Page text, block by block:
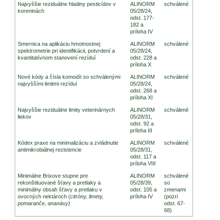
Najvyššie reziduálne hladiny pesticídov v
koreninách
ALINORM
05/28/24,
odst. 177-
182 a
príloha IV
schválené
Smernica na aplikáciu hmotnostnej
spektrometrie pri identifikácii, potvrdení a
kvantitatívnom stanovení rezíduí
ALINORM
05/28/24,
odst. 228 a
príloha X
schválené
Nové kódy a čísla komodít so schválenými
najvyššími limitmi rezíduí
ALINORM
05/28/24,
odst. 268 a
príloha XI
schválené
Najvyššie reziduálne limity veterinárnych
liekov
ALINORM
05/28/31,
odst. 92 a
príloha III
schválené
Kódex praxe na minimalizáciu a zvládnutie
antimikrobiálnej rezistencie
ALINORM
05/28/31,
odst. 117 a
príloha VIII
schválené
Minimálne Brixove stupne pre
rekonštituované šťavy a pretlaky a
minimálny obsah šťavy a pretlaku v
ovocných nektároch (citróny, limety,
pomaranče, ananásy)
ALINORM
05/28/39,
odst. 105 a
príloha IV
schválené
so
zmenami
(pozri
odst. 67-
68)